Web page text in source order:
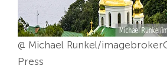
@ Michael Runkel/
Press